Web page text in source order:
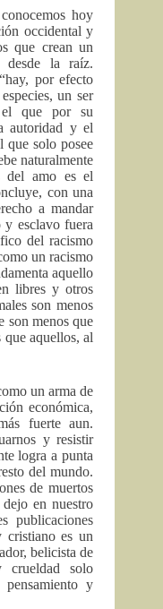
hoy
occidental y
que crean un
desde la raíz.
por efecto
un ser
que por su
autoridad y el
que solo posee
naturalmente
del amo es el
con una
a mandar
esclavo fuera
del racismo
un racismo
aquello
libres y otros
son menos
son menos que
que aquellos, al
un arma de
económica,
fuerte aun.
y resistir
logra a punta
del mundo.
de muertos
en nuestro
publicaciones
cristiano es un
belicista de
crueldad solo
y